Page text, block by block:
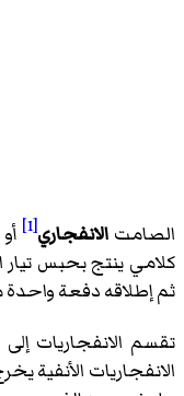
الصامت الانفجاري[1] أو
كلامي ينتج بحبس
ثم إطلاقه دفعة
تقسم الانفجاريات إلى
الانفجاريات الأنفية